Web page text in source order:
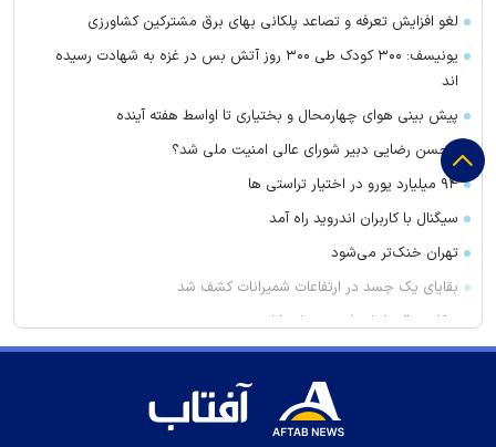
لغو افزایش تعرفه و تصاعد پلکانی بهای برق مشترکین کشاورزی
یونیسف: ۳۰۰ کودک طی ۳۰۰ روز آتش بس در غزه به شهادت رسیده
اند
پیش بینی هوای چهارمحال و بختیاری تا اواسط هفته آینده
محسن رضایی دبیر شورای عالی امنیت ملی شد؟
۹۴ میلیارد یورو در اختیار تراستی ها
سیگنال با کاربران اندروید راه آمد
تهران خنک‌تر می‌شود
بقایای یک جسد در ارتفاعات شمیرانات کشف شد
پیکاپ برقی ارزان فورد در راه بازار
عبور ۳۳ کشتی از طریق تنگه هرمز در یک هفته
همراه با فیلم‌های آخر هفته تلویزیون؛ از «غلاف تمام فلزی» تا «پست»
دستگیری نزدیک به ۳ هزار سارق در آذربایجان‌شرقی